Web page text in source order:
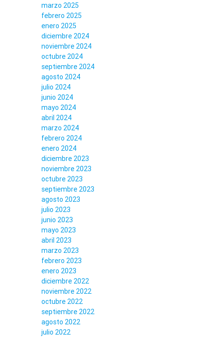
marzo 2025
febrero 2025
enero 2025
diciembre 2024
noviembre 2024
octubre 2024
septiembre 2024
agosto 2024
julio 2024
junio 2024
mayo 2024
abril 2024
marzo 2024
febrero 2024
enero 2024
diciembre 2023
noviembre 2023
octubre 2023
septiembre 2023
agosto 2023
julio 2023
junio 2023
mayo 2023
abril 2023
marzo 2023
febrero 2023
enero 2023
diciembre 2022
noviembre 2022
octubre 2022
septiembre 2022
agosto 2022
julio 2022